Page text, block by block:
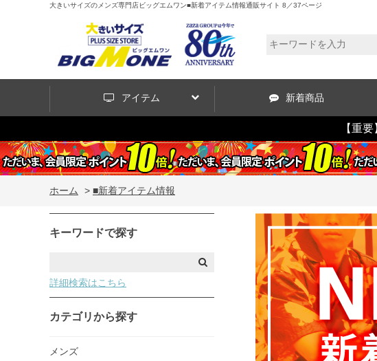
大きいサイズのメンズ専門店ビッグエムワン■新着アイテム情報通販サイト 8／37ページ
アイテム 新着商品
【重
ホーム > ■新着アイテム情報
キーワードで探す
詳細検索はこちら
カテゴリから探す
メンズ